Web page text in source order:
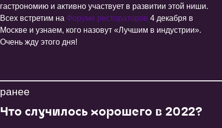
гастрономию и активно участвует в развитии этой ниши.
Всех встретим на Форуме рестораторов 4 декабря в
Москве и узнаем, кого назовут «Лучшим в индустрии».
Очень жду этого дня!
ранее
Что случилось хорошего в 2022?